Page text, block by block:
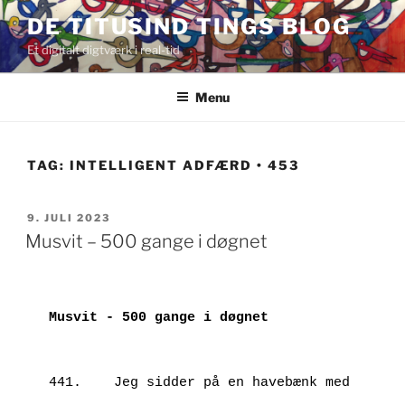
Videre
til
indhold
DE TITUSIND TINGS BLOG
Et digitalt digtværk i real-tid
Menu
TAG: INTELLIGENT ADFÆRD • 453
UDGIVET
DEN
9. JULI 2023
Musvit – 500 gange i døgnet
Musvit - 500 gange i døgnet
441.	Jeg sidder på en havebænk med